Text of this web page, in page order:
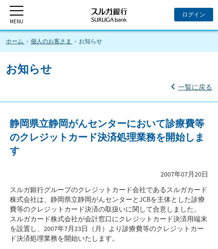
ホーム 個人のお客さま お知らせ
お知らせ
一覧に戻る
静岡県立静岡がんセンターにおいて診療費等
のクレジットカード決済処理業務を開始しま
す
2007年07月20日
スルガ銀行グループのクレジットカード会社であるスルガカード
株式会社は、静岡県立静岡がんセンターとJCBを主体とした診療
費等のクレジットカード決済の取扱いに関して合意しました。
スルガカード株式会社が会計窓口にクレジットカード決済用端末
を設置し、2007年7月23日（月）より診療費等のクレジットカー
ド決済処理業務を開始いたします。